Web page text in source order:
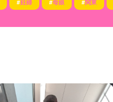
#妊婦 #母娘 #関東